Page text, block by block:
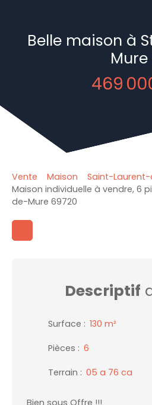
Belle maison à
Mure
469
Vente Maison
Saint-
Maison individuelle à vendre, 6
de-Mure 69720
Descriptif
Surface : 130 m²
Pièces : 6
Terrain : 05 a 76 ca